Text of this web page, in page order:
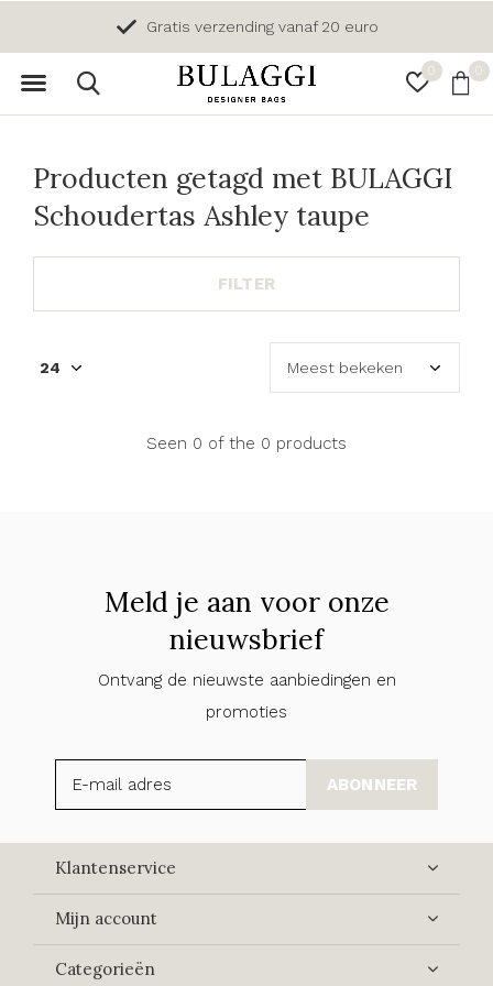
0 0
Gratis verzending vanaf 20 euro
Producten getagd met BULAGGI
Schoudertas Ashley taupe
FILTER
Seen 0 of the 0 products
Meld je aan voor onze
nieuwsbrief
Ontvang de nieuwste aanbiedingen en
promoties
ABONNEER
Klantenservice
Mijn account
Categorieën